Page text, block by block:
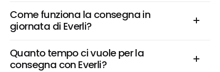
Come funziona la consegna in
giornata di Everli?
Quanto tempo ci vuole per la
consegna con Everli?